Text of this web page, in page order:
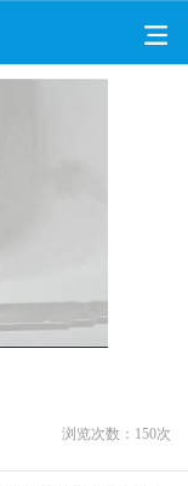
浏览次数： 150次